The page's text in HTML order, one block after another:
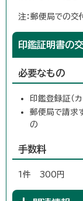
注：郵便局での交
印鑑証明書の
必要なもの
印鑑登録証（カ
郵便局で請求
の
手数料
1件 300円